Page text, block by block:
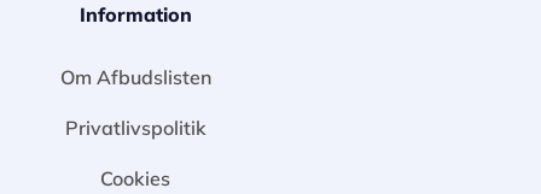
Information
Om Afbudslisten
Privatlivspolitik
Cookies